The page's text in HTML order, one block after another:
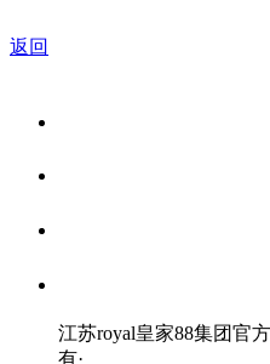
返回
江苏royal皇家88集团官
有·